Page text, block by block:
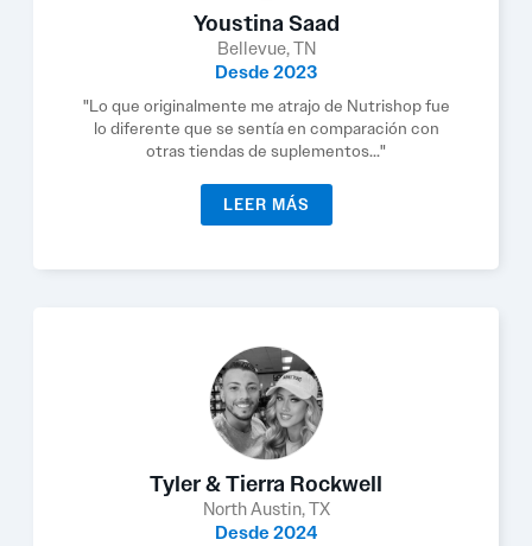
Youstina Saad
Bellevue, TN
Desde 2023
"Lo que originalmente me atrajo de Nutrishop fue
lo diferente que se sentía en comparación con
otras tiendas de suplementos..."
LEER MÁS
Tyler & Tierra Rockwell
North Austin, TX
Desde 2024